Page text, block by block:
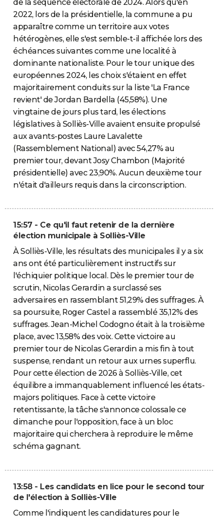
de la séquence électorale de 2024. Alors qu'en
2022, lors de la présidentielle, la commune a pu
apparaître comme un territoire aux votes
hétérogènes, elle s'est semble-t-il affichée lors des
échéances suivantes comme une localité à
dominante nationaliste. Pour le tour unique des
européennes 2024, les choix s'étaient en effet
majoritairement conduits sur la liste 'La France
revient' de Jordan Bardella (45,58%). Une
vingtaine de jours plus tard, les élections
législatives à Solliès-Ville avaient ensuite propulsé
aux avants-postes Laure Lavalette
(Rassemblement National) avec 54,27% au
premier tour, devant Josy Chambon (Majorité
présidentielle) avec 23,90%. Aucun deuxième tour
n'était d'ailleurs requis dans la circonscription.
15:57 - Ce qu'il faut retenir de la dernière
élection municipale à Solliès-Ville
À Solliès-Ville, les résultats des municipales il y a six
ans ont été particulièrement instructifs sur
l'échiquier politique local. Dès le premier tour de
scrutin, Nicolas Gerardin a surclassé ses
adversaires en rassemblant 51,29% des suffrages. À
sa poursuite, Roger Castel a rassemblé 35,12% des
suffrages. Jean-Michel Codogno était à la troisième
place, avec 13,58% des voix. Cette victoire au
premier tour de Nicolas Gerardin a mis fin à tout
suspense, rendant un retour aux urnes superflu.
Pour cette élection de 2026 à Solliès-Ville, cet
équilibre a immanquablement influencé les états-
majors politiques. Face à cette victoire
retentissante, la tâche s'annonce colossale ce
dimanche pour l'opposition, face à un bloc
majoritaire qui cherchera à reproduire le même
schéma gagnant.
13:58 - Les candidats en lice pour le second tour
de l'élection à Solliès-Ville
Comme l'indiquent les candidatures pour le